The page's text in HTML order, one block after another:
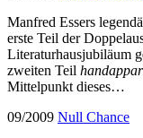
Manfred Essers
erste Teil der
Literaturhausjubiläum
zweiten Teil
Mittelpunkt dieses…
09/2009 Null Chance